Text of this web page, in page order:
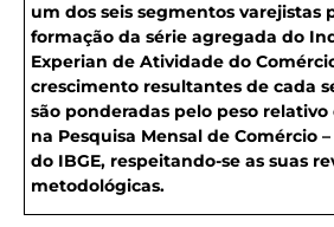
um dos seis segmentos varejistas
formação da série agregada do
Experian de Atividade do
crescimento resultantes de cada
são ponderadas pelo peso
na Pesquisa Mensal de Comércio
do IBGE, respeitando-se as suas
metodológicas.